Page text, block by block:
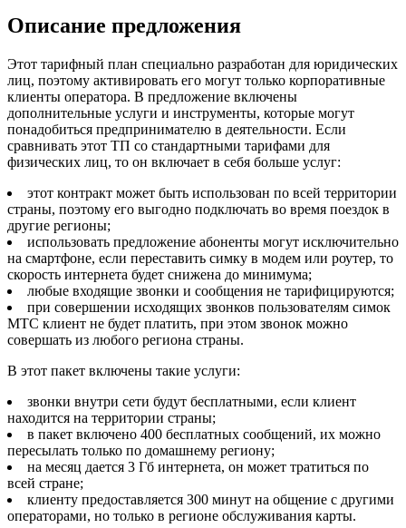
Описание предложения
Этот тарифный план специально разработан для юридических
лиц, поэтому активировать его могут только корпоративные
клиенты оператора. В предложение включены
дополнительные услуги и инструменты, которые могут
понадобиться предпринимателю в деятельности. Если
сравнивать этот ТП со стандартными тарифами для
физических лиц, то он включает в себя больше услуг:
этот контракт может быть использован по всей территории
страны, поэтому его выгодно подключать во время поездок в
другие регионы;
использовать предложение абоненты могут исключительно
на смартфоне, если переставить симку в модем или роутер, то
скорость интернета будет снижена до минимума;
любые входящие звонки и сообщения не тарифицируются;
при совершении исходящих звонков пользователям симок
МТС клиент не будет платить, при этом звонок можно
совершать из любого региона страны.
В этот пакет включены такие услуги:
звонки внутри сети будут бесплатными, если клиент
находится на территории страны;
в пакет включено 400 бесплатных сообщений, их можно
пересылать только по домашнему региону;
на месяц дается 3 Гб интернета, он может тратиться по
всей стране;
клиенту предоставляется 300 минут на общение с другими
операторами, но только в регионе обслуживания карты.